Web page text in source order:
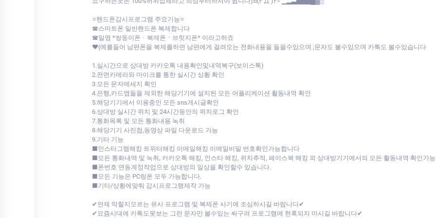
⭐핸드폰감시프로그램 주요기능⭐
☎스마트폰 일반핸드폰 복제합니다
☎일명 *쌍둥이폰ㆍ복제폰ㆍ브릿지폰* 이라고하죠
♥(예를들어 남편폰을 복제를하면 남편에게 걸려오는 전화내용을 들을수있으며 ;문자도 볼수있으며 카톡도 볼수있습니다
1.실시간으로 상대방 카카오톡 내용확인및내역복구(보이스톡)
2.전면카메라와 마이크를 통한 실시간 상황 확인
3.모든 문자메세지 확인
4.은행,카드앱들을 제외한 해당기기에 설치된 모든 어플리케이션 활동내역 확인
5.해당기기에서 이용중인 모든 sns게시글확인
6.상대방 실시간 위치 및 24시간동안의 위치로그 확인
7.통화목록 및 모든 통화내용 녹취
8.해당기기 사진첩,동영상 파일 다운로드 가능
9.기타 기능
■인스타그램해킹 트위터해킹 이메일해킹 이메일비밀 번호확인가능합니다
■모든 통화내역 및 녹취, 카카오톡 해킹, 인스타 해킹, 위치추적, 페이스북 해킹 외 상대방기기에서의 모든 활동내역 확인가
■폰번호 연동계정작업으로 상대방의 일상을 확인할수 있습니다.
■모든 기능은 PC랑폰 모두 가능합니다.
■기타/상황에맞춰 감시프로그램제작 가능
✔언제 막힐지모르는 유사 프로그램 및 복제폰 사기에 조심하시길 바랍니다✔
✔요즘시대에 카톡도못보는 그런 문자만 볼수있는 싸구려 프로그램에 현혹되지 마시길 바랍니다✔